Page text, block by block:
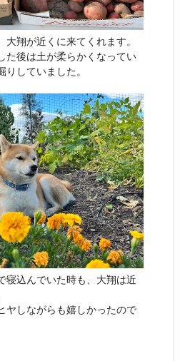
翔が近くに来てくれます。
た後は土が柔らかくなってい
していました。
寝込んでいた時も、大翔は近
ヤしながらも嬉しかったので